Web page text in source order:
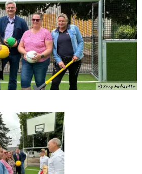
© Sissy Fielstette